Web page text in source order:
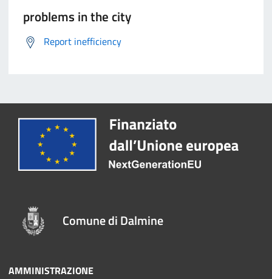
problems in the city
Report inefficiency
Comune di Dalmine
AMMINISTRAZIONE